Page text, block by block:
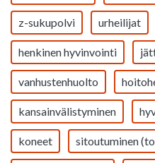
z-sukupolvi urheilijat
henkinen hyvinvointi
vanhustenhuolto
kansainvälistyminen
koneet sitoutuminen